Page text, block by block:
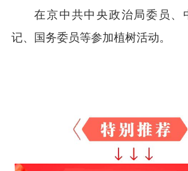
在京中共中央政治局委员、
记、国务委员等参加植树活动。